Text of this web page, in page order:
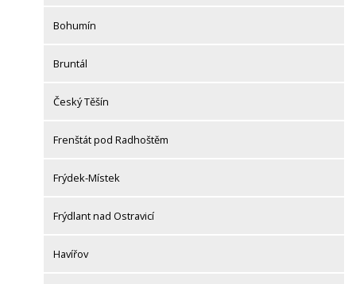
Bohumín
Bruntál
Český Těšín
Frenštát pod Radhoštěm
Frýdek-Místek
Frýdlant nad Ostravicí
Havířov